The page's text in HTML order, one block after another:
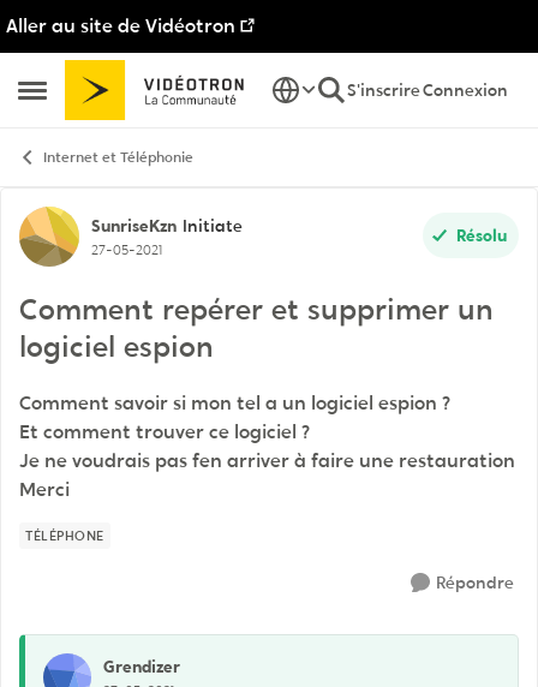
Aller au site de Vidéotron
Ouvrir Menu Latéral
Passer au contenu
S'inscrireConnexion
Internet et Téléphonie
Discussion de forum
SunriseKzn Initiate
27-05-2021
Résolu
Comment repérer et supprimer un
logiciel espion
Comment savoir si mon tel a un logiciel espion ?
Et comment trouver ce logiciel ?
Je ne voudrais pas fen arriver à faire une restauration
Merci
TÉLÉPHONE
Répondre
Grendizer